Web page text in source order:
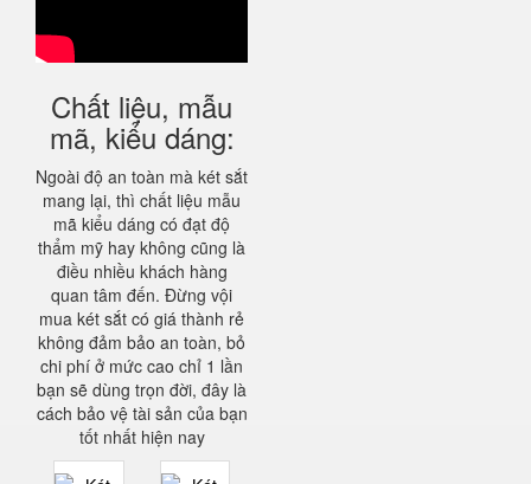
Chất liệu, mẫu
mã, kiểu dáng:
Ngoài độ an toàn mà két sắt
mang lại, thì chất liệu mẫu
mã kiểu dáng có đạt độ
thẩm mỹ hay không cũng là
điều nhiều khách hàng
quan tâm đến. Đừng vội
mua két sắt có giá thành rẻ
không đảm bảo an toàn, bỏ
chi phí ở mức cao chỉ 1 lần
bạn sẽ dùng trọn đời, đây là
cách bảo vệ tài sản của bạn
tốt nhất hiện nay